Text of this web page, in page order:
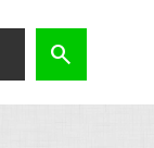
search